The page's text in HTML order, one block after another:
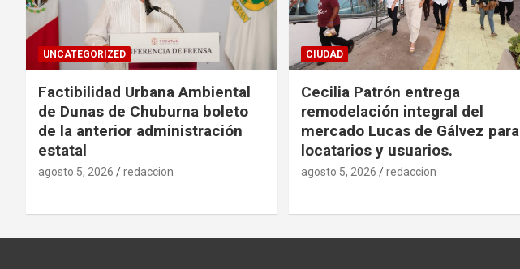
UNCATEGORIZED
Factibilidad Urbana Ambiental
de Dunas de Chuburna boleto
de la anterior administración
estatal
agosto 5, 2026 redaccion
CIUDAD
Cecilia Patrón entrega
remodelación integral del
mercado Lucas de Gálvez para
locatarios y usuarios.
agosto 5, 2026 redaccion